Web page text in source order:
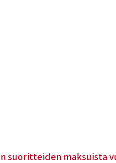
maksuista